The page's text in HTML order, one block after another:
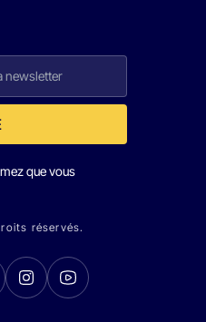
que vous
réservés.